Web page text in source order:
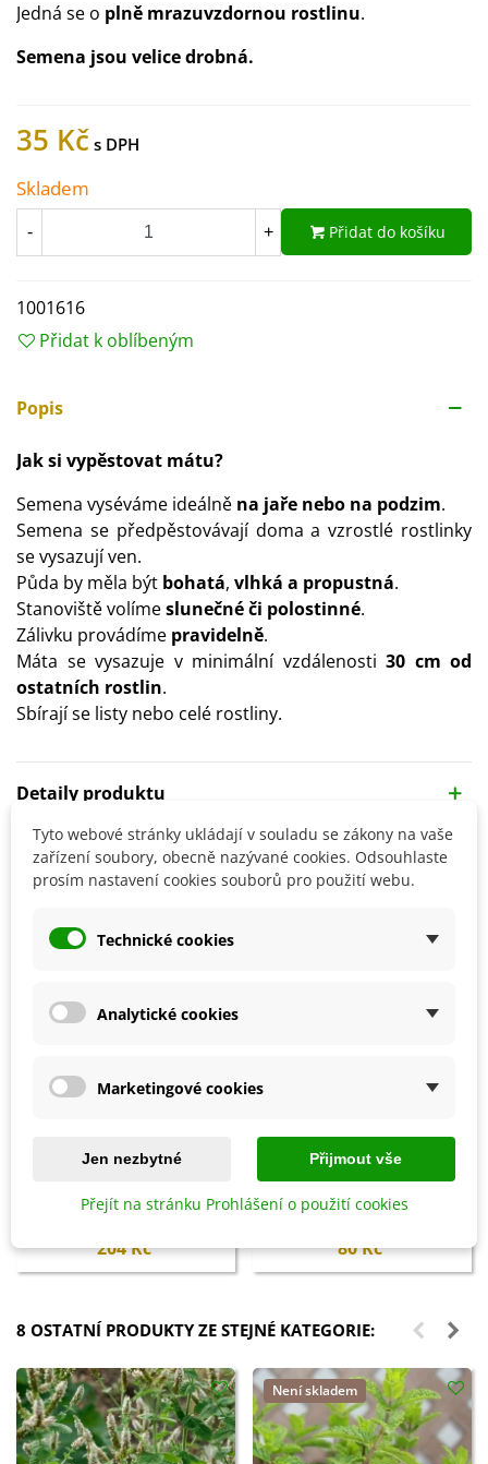
Jedná se o plně mrazuvzdornou rostlinu.
Semena jsou velice drobná.
35 Kč
Skladem
- + Přidat do košíku
1001616
Přidat k oblíbeným
Popis
Jak si vypěstovat mátu?
Semena vyséváme ideálně na jaře nebo na podzim.
Semena se předpěstovávají doma a vzrostlé rostlinky
se vysazují ven.
Půda by měla být bohatá, vlhká a propustná.
Stanoviště volímeslunečné či polostinné.
Zálivku provádíme pravidelně.
Máta se vysazuje v minimální vzdálenosti 30 cm od
ostatních rostlin.
Sbírají se listy nebo celé rostliny.
Detaily produktu
SOUVISEJÍCÍ PRODUKTY
Přidat do košíku
Bylinky pro každého - kniha -
1 ks
204 Kč
Přidat do košíku
Květinová směs - Ohnivý večer -
semena Kiepenkerl - 1 ks
80 Kč
8 OSTATNÍ PRODUKTY ZE STEJNÉ KATEGORIE:
Není skladem
Tyto webové stránky ukládají v souladu se zákony na vaše
zařízení soubory, obecně nazývané cookies. Odsouhlaste
prosím nastavení cookies souborů pro použití webu.
Technické cookies
Analytické cookies
Marketingové cookies
Jen nezbytné Přijmout vše
Přejít na stránku Prohlášení o použití cookies